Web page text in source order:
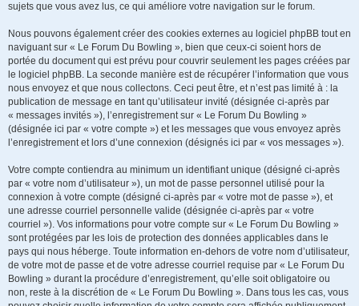
sujets que vous avez lus, ce qui améliore votre navigation sur le forum.
Nous pouvons également créer des cookies externes au logiciel phpBB tout en
naviguant sur « Le Forum Du Bowling », bien que ceux-ci soient hors de
portée du document qui est prévu pour couvrir seulement les pages créées par
le logiciel phpBB. La seconde manière est de récupérer l’information que vous
nous envoyez et que nous collectons. Ceci peut être, et n’est pas limité à : la
publication de message en tant qu’utilisateur invité (désignée ci-après par
« messages invités »), l’enregistrement sur « Le Forum Du Bowling »
(désignée ici par « votre compte ») et les messages que vous envoyez après
l’enregistrement et lors d’une connexion (désignés ici par « vos messages »).
Votre compte contiendra au minimum un identifiant unique (désigné ci-après
par « votre nom d’utilisateur »), un mot de passe personnel utilisé pour la
connexion à votre compte (désigné ci-après par « votre mot de passe »), et
une adresse courriel personnelle valide (désignée ci-après par « votre
courriel »). Vos informations pour votre compte sur « Le Forum Du Bowling »
sont protégées par les lois de protection des données applicables dans le
pays qui nous héberge. Toute information en-dehors de votre nom d’utilisateur,
de votre mot de passe et de votre adresse courriel requise par « Le Forum Du
Bowling » durant la procédure d’enregistrement, qu’elle soit obligatoire ou
non, reste à la discrétion de « Le Forum Du Bowling ». Dans tous les cas, vous